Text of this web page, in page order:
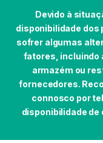
Devido à
disponibilidade dos
sofrer algumas
fatores, incluindo
armazém ou
fornecedores.
connosco por
disponibilidade de
Skip to navigation
Skip to content